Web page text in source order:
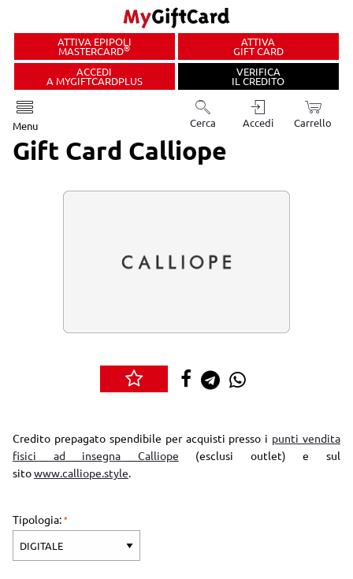
ATTIVA EPIPOLI
MASTERCARD® ATTIVA
GIFT CARD
ACCEDI
A MYGIFTCARDPLUS
VERIFICA
IL CREDITO
Menu Cerca Accedi Carrello
Gift Card Calliope
Credito prepagato spendibile per acquisti presso i punti vendita
fisici ad insegna Calliope (esclusi outlet) e sul
sitowww.calliope.style.
Tipologia: